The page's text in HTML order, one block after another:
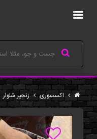
اکسسوری زنجیر شلوار